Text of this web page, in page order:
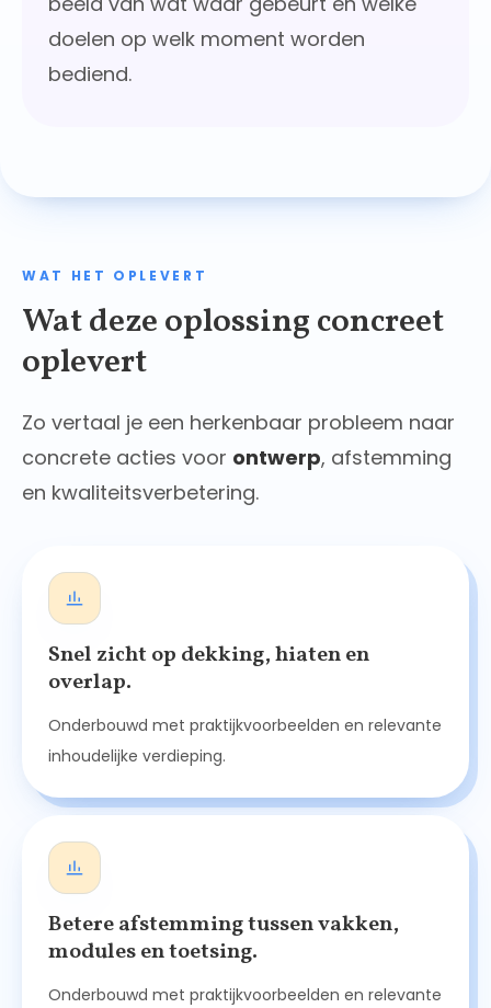
doelen op welk moment worden
bediend.
WAT HET OPLEVERT
Wat deze oplossing concreet
oplevert
Zo vertaal je een herkenbaar probleem naar
concrete acties voor ontwerp, afstemming
en kwaliteitsverbetering.
Snel zicht op dekking, hiaten en
overlap.
Onderbouwd met praktijkvoorbeelden en relevante
inhoudelijke verdieping.
Betere afstemming tussen vakken,
modules en toetsing.
Onderbouwd met praktijkvoorbeelden en relevante